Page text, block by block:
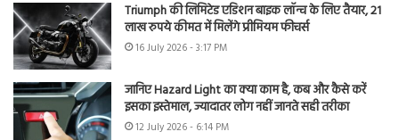
Triumph की लिमिटेड एडिशन बाइक लॉन्च के लिए तैयार, 21
लाख रुपये कीमत में मिलेंगे प्रीमियम फीचर्स
16 July 2026 - 3:17 PM
जानिए Hazard Light का क्या काम है, कब और कैसे करें
इसका इस्तेमाल, ज्यादातर लोग नहीं जानते सही तरीका
12 July 2026 - 6:14 PM